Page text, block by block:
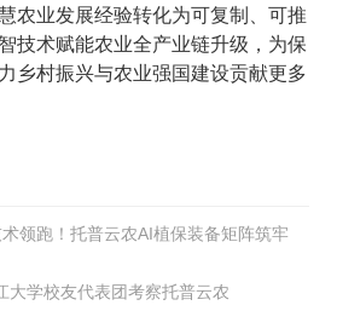
农业发展经验转化为可复制、可推
技术赋能农业全产业链升级，为保
乡村振兴与农业强国建设贡献更多
领跑！托普云农AI植保装备矩阵筑牢
大学校友代表团考察托普云农